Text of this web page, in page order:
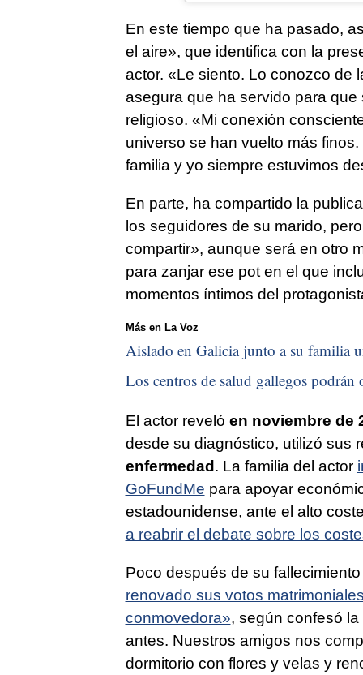
En este tiempo que ha pasado,
el aire», que identifica con la
actor. «Le siento. Lo conozco de
asegura que ha servido para
religioso. «Mi conexión
universo se han vuelto más
familia y yo siempre estuvimos
En parte, ha compartido la
los seguidores de su marido,
compartir», aunque será en otro
para zanjar ese pot en el que
momentos íntimos del
Más en La Voz
Aislado en Galicia junto a su familia
Los centros de salud gallegos podrán
El actor reveló en noviembre de
desde su diagnóstico, utilizó sus
enfermedad . La familia del actor
GoFundMe para apoyar
estadounidense, ante el alto
a reabrir el debate sobre los
Poco después de su
renovado sus votos
conmovedora», según confesó
antes. Nuestros amigos nos
dormitorio con flores y velas y